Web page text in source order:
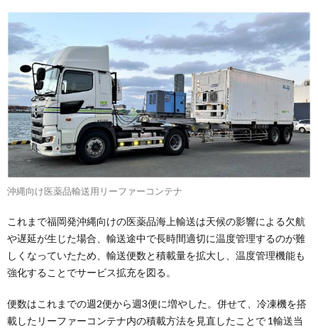
沖縄向け医薬品輸送用リーファーコンテナ
これまで福岡発沖縄向けの医薬品海上輸送は天候の影響による欠航
や遅延が生じた場合、輸送途中で長時間適切に温度管理するのが難
しくなっていたため、輸送便数と積載量を拡大し、温度管理機能も
強化することでサービス拡充を図る。
便数はこれまでの週2便から週3便に増やした。併せて、冷凍機を搭
載したリーファーコンテナ内の積載方法を見直したことで 1輸送当